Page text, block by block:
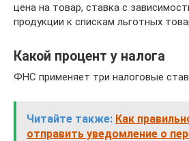
цена на товар, ставка с
продукции к спискам льготных
Какой процент у налога
ФНС применяет три налоговые
Читайте также: Как
отправить уведомление о